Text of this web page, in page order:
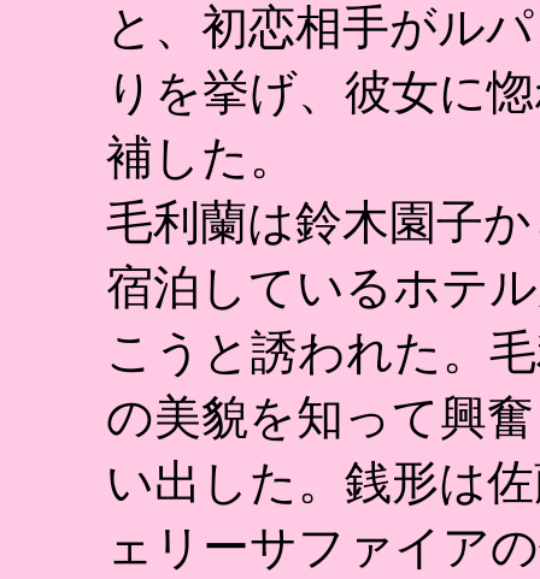
と、初恋相手がル
りを挙げ、彼女に
補した。
毛利蘭は鈴木園子
宿泊しているホテ
こうと誘われた。
の美貌を知って興
い出した。銭形は
ェリーサファイア